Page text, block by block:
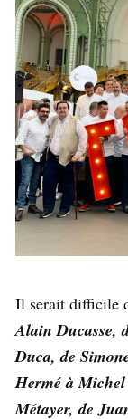
Il serait difficile
Alain Ducasse,
Duca, de
Hermé à
Métayer, de